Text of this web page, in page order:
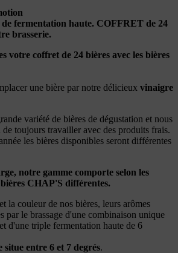
de fermentation haute. COFFRET de 24
brasserie.
votre coffret de 24 bières avec les bières
une bière par notre délicieux vinaigre
variété de bières de dégustation et nous
de toujours travailler avec des produits frais.
les bières disponibles seront différentes
notre gamme comporte selon les
CHAP'S différentes.
la couleur de nos bières, leurs arômes
par le brassage d'une combinaison unique
d'une triple fermentation haute de 6
entre 6 et 7 degrés.